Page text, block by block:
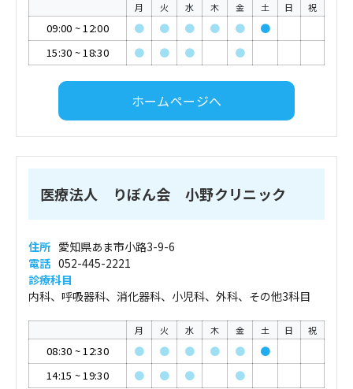
月 火 水 木 金 土 日 祝
09:00 ~12:00 ● ● ● ● ●
●
15:30 ~18:30 ● ● ● ●
ホームページへ
医療法人 りぼん会 小野クリニック
住所 愛知県あま市小路3-9-6
電話 052-445-2221
診療科目
内科、呼吸器科、消化器科、小児科、外科、その他3科目
月 火 水 木 金 土 日 祝
08:30 ~12:30 ● ● ● ● ●
●
14:15 ~19:30 ● ● ● ●